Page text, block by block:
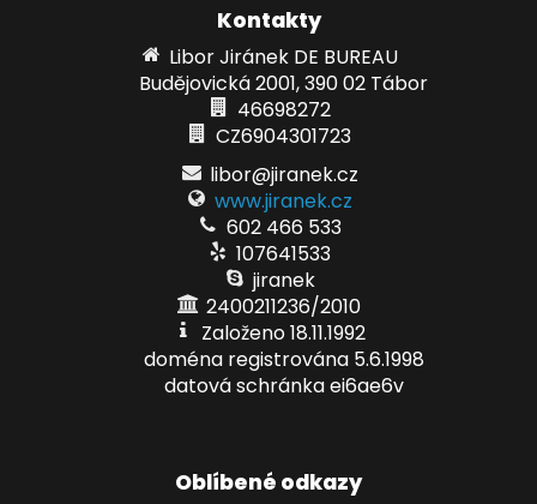
Kontakty
Libor Jiránek DE BUREAU
Budějovická 2001, 390 02 Tábor
46698272
CZ6904301723
libor@jiranek.cz
www.jiranek.cz
602 466 533
107641533
jiranek
2400211236/2010
Založeno 18.11.1992
doména registrována 5.6.1998
datová schránka ei6ae6v
Oblíbené odkazy